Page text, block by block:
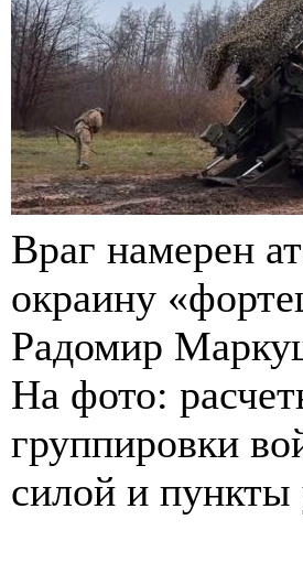
Враг намерен
окраину
Радомир
На фото:
группировки
силой и